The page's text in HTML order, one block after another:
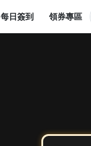
每日簽到 領券專區